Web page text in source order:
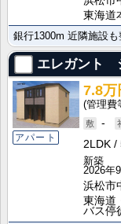
東海道
エレガント
アパート
7.8万
-
2LDK
新築
2026年
浜松市
東海道
バス停